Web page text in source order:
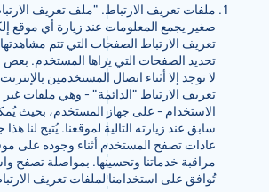
ملفات تعريف الارتباط. "ملف تعريف
صغير يجمع المعلومات عند زيارة أي موقع
تعريف الارتباط الصفحات التي تتم
تحديد الصفحات التي يراها المستخدم. بعض
لا توجد إلا أثناء اتصال المستخدمين
تعريف الارتباط "الدائمة" - وهي ملفات
الاستخدام - على جهاز المستخدم، بحيث
سابق عند زيارته التالية لموقعنا. يُتيح لنا
عادات تصفح المستخدم أثناء وجوده على
مراقبة خدماتنا وتحسينها. بمواصلة تصفح
تُوافق على استخدامنا لملفات تعريف